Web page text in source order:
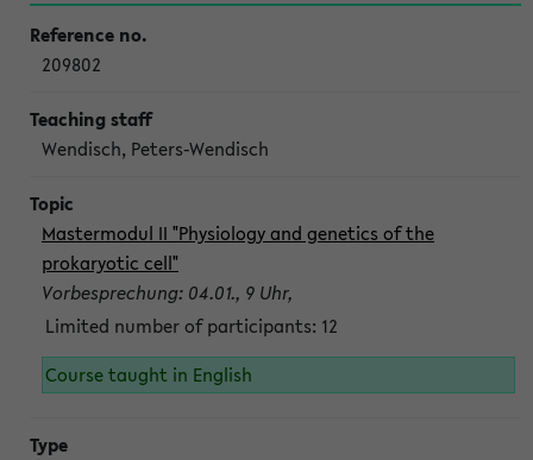
209802
Wendisch, Peters-Wendisch
Mastermodul II "Physiology and genetics of the
prokaryotic cell"
Vorbesprechung: 04.01., 9 Uhr,
Limited number of participants: 12
Course taught in English